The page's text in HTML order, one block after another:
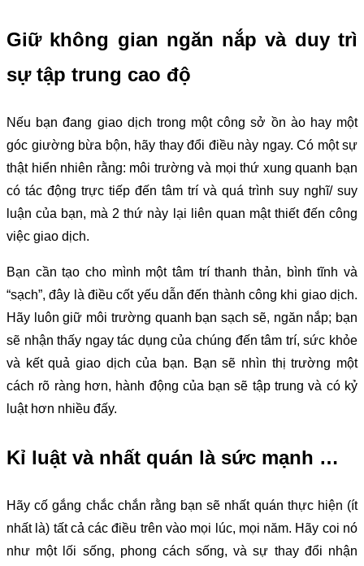
Giữ không gian ngăn nắp và duy trì
sự tập trung cao độ
Nếu bạn đang giao dịch trong một công sở ồn ào hay một
góc giường bừa bộn, hãy thay đổi điều này ngay. Có một sự
thật hiển nhiên rằng: môi trường và mọi thứ xung quanh bạn
có tác động trực tiếp đến tâm trí và quá trình suy nghĩ/ suy
luận của bạn, mà 2 thứ này lại liên quan mật thiết đến công
việc giao dịch.
Bạn cần tạo cho mình một tâm trí thanh thản, bình tĩnh và
“sạch”, đây là điều cốt yếu dẫn đến thành công khi giao dịch.
Hãy luôn giữ môi trường quanh bạn sạch sẽ, ngăn nắp; bạn
sẽ nhận thấy ngay tác dụng của chúng đến tâm trí, sức khỏe
và kết quả giao dịch của bạn. Bạn sẽ nhìn thị trường một
cách rõ ràng hơn, hành động của bạn sẽ tập trung và có kỷ
luật hơn nhiều đấy.
Kỉ luật và nhất quán là sức mạnh …
Hãy cố gắng chắc chắn rằng bạn sẽ nhất quán thực hiện (ít
nhất là) tất cả các điều trên vào mọi lúc, mọi năm. Hãy coi nó
như một lối sống, phong cách sống, và sự thay đổi nhận